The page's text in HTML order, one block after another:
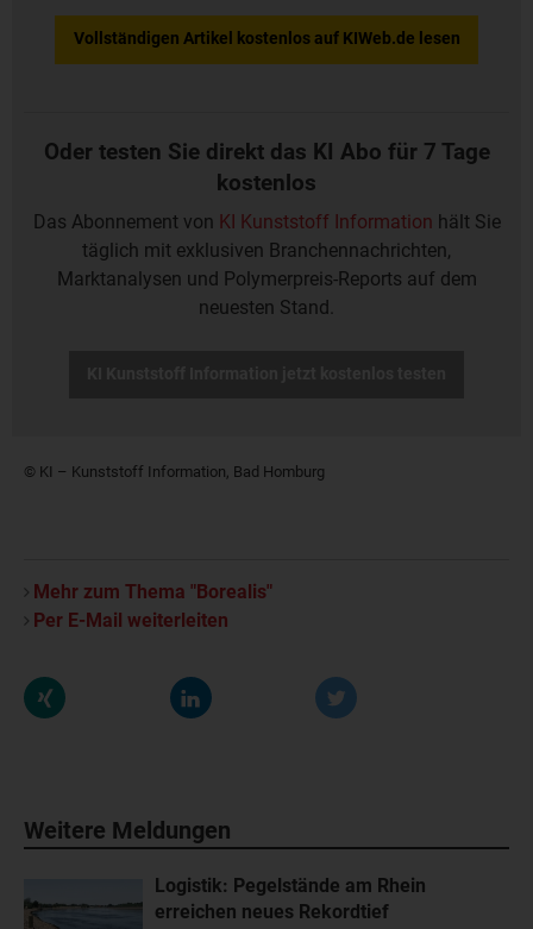
Vollständigen Artikel kostenlos auf KIWeb.de lesen
Oder testen Sie direkt das KI Abo für 7 Tage
kostenlos
Das Abonnement von KI Kunststoff Information hält Sie
täglich mit exklusiven Branchennachrichten,
Marktanalysen und Polymerpreis-Reports auf dem
neuesten Stand.
© KI – Kunststoff Information, Bad Homburg
Mehr zum Thema "Borealis"
Per E-Mail weiterleiten
Weitere Meldungen
Logistik: Pegelstände am Rhein
erreichen neues Rekordtief